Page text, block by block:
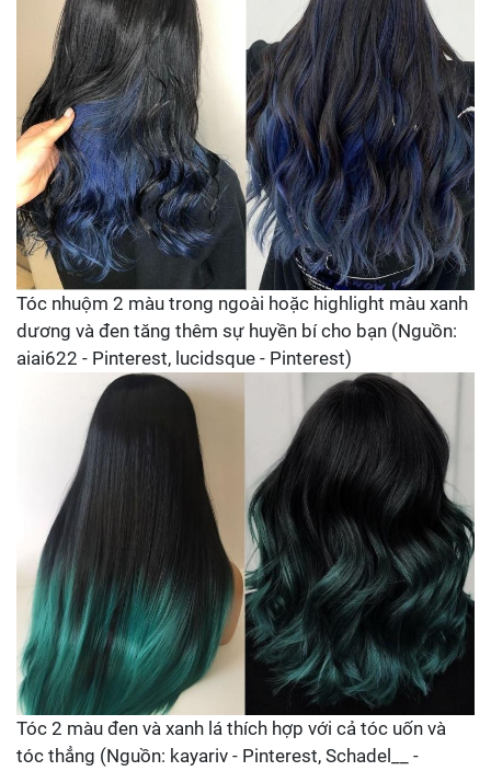
Tóc nhuộm 2 màu trong ngoài hoặc highlight màu xanh
dương và đen tăng thêm sự huyền bí cho bạn (Nguồn:
aiai622 - Pinterest, lucidsque - Pinterest)
Tóc 2 màu đen và xanh lá thích hợp với cả tóc uốn và
tóc thẳng (Nguồn: kayariv - Pinterest, Schadel__ -